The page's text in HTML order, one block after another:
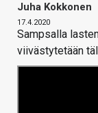
Juha Kokkonen
17.4.2020
Sampsalla
viivästytetään